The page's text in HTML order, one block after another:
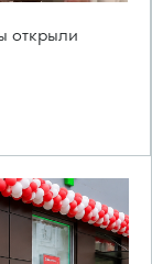
открыли